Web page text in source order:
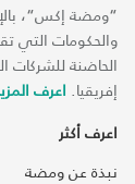
“ومضة إكس“،
والحكومات التي
الحاضنة
إفريقيا. اعرف
اعرف أكثر
نبذة عن ومضة